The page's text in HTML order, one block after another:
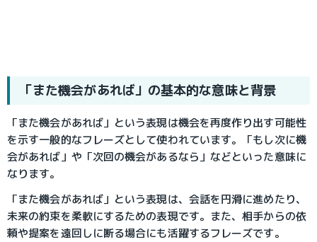
「また機会があれば」の基本的な意味と背景
「また機会があれば」という表現は機会を再度作り出す可能性
を示す一般的なフレーズとして使われています。「もし次に機
会があれば」や「次回の機会があるなら」などといった意味に
なります。
「また機会があれば」という表現は、会話を円滑に進めたり、
未来の約束を柔軟にするための表現です。また、相手からの依
頼や提案を遠回しに断る場合にも活躍するフレーズです。